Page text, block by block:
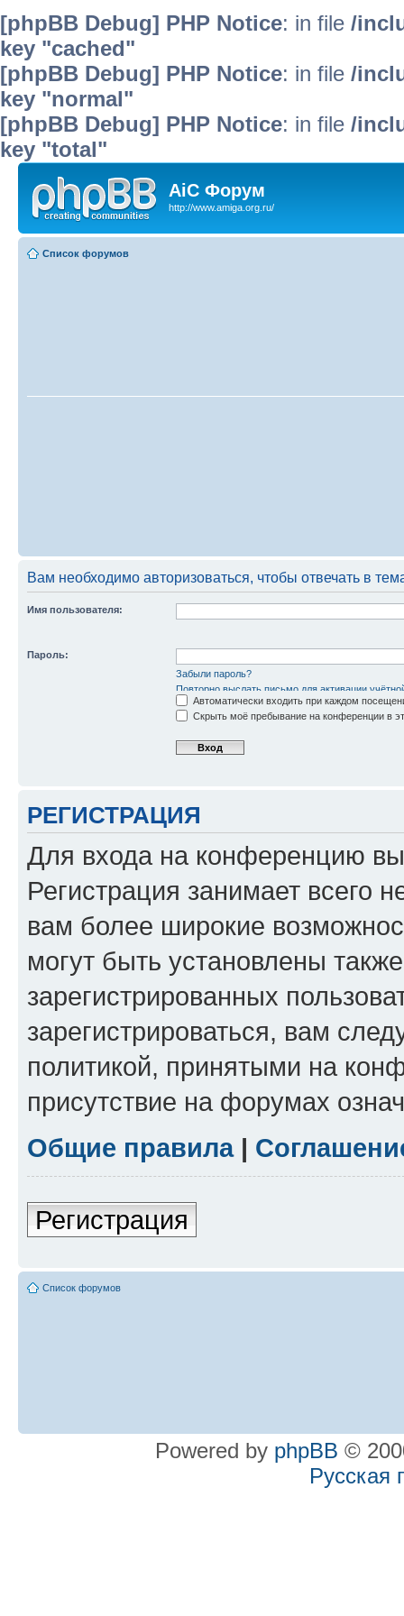
[phpBB Debug] PHP Notice: in file /
key "cached"
[phpBB Debug] PHP Notice: in file /
key "normal"
[phpBB Debug] PHP Notice: in file /
key "total"
AiC Форум
http://www.amiga.org.ru/
Список форумов
Вам необходимо авторизоваться, чтобы отвечать в
Имя пользователя:
Пароль:
Забыли пароль?
Повторно выслать письмо для активации
Автоматически входить при каждом
Скрыть моё пребывание на конференции в
РЕГИСТРАЦИЯ
Для входа на конференцию
Регистрация занимает всего
вам более широкие
могут быть установлены
зарегистрированных
зарегистрироваться, вам
политикой, принятыми на
присутствие на форумах
Общие правила|
Регистрация
Список форумов
Powered by phpBB ©
Русская